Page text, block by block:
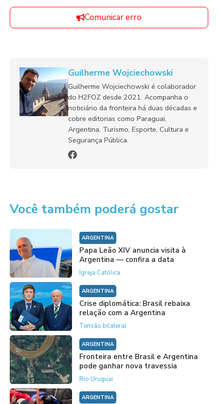
Comunicar erro
Guilherme Wojciechowski
Guilherme Wojciechowski é colaborador
do H2FOZ desde 2021. Acompanha o
noticiário da fronteira há duas décadas e
cobre editorias como Paraguai,
Argentina, Turismo, Esporte, Cultura e
Segurança Pública.
Você também poderá gostar
ARGENTINA
Papa Leão XIV anuncia visita à
Argentina — confira a data
Igreja Católica
ARGENTINA
Crise diplomática: Brasil rebaixa
relação com a Argentina
Tensão bilateral
ARGENTINA
Fronteira entre Brasil e Argentina
pode ganhar nova travessia
Rio Uruguai
ARGENTINA